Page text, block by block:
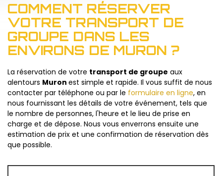
COMMENT RÉSERVER
VOTRE TRANSPORT DE
GROUPE DANS LES
ENVIRONS DE MURON ?
La réservation de votre transport de groupe aux
alentours Muron est simple et rapide. Il vous suffit de nous
contacter par téléphone ou par le formulaire en ligne, en
nous fournissant les détails de votre événement, tels que
le nombre de personnes, l'heure et le lieu de prise en
charge et de dépose. Nous vous enverrons ensuite une
estimation de prix et une confirmation de réservation dès
que possible.